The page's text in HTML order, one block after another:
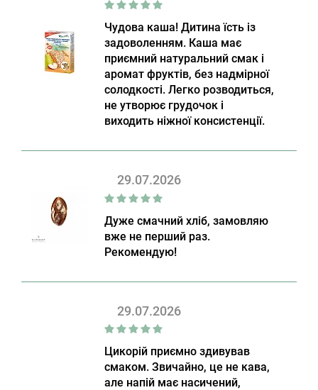
Чудова каша! Дитина їсть із
задоволенням. Каша має
приємний натуральний смак і
аромат фруктів, без надмірної
солодкості. Легко розводиться,
не утворює грудочок і
виходить ніжної консистенції.
29.07.2026
Дуже смачний хліб, замовляю
вже не перший раз.
Рекомендую!
29.07.2026
Цикорій приємно здивував
смаком. Звичайно, це не кава,
але напій має насичений,